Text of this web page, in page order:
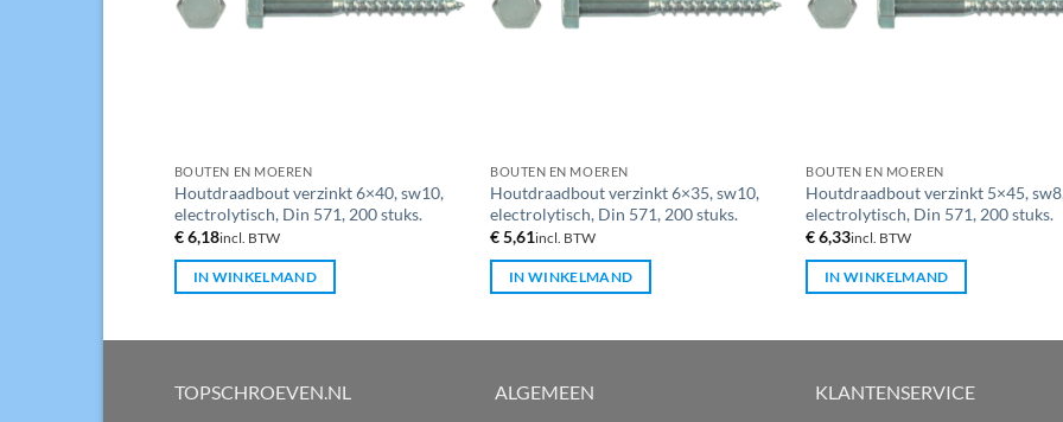
BOUTEN EN MOEREN
Houtdraadbout verzinkt 6×40, sw10,
electrolytisch, Din 571, 200 stuks.
€6,18incl. BTW
IN WINKELMAND
BOUTEN EN MOEREN
Houtdraadbout verzinkt 6×35, sw10,
electrolytisch, Din 571, 200 stuks.
€5,61incl. BTW
IN WINKELMAND
BOUTEN EN MOEREN
Houtdraadbout verzinkt 5×45,
electrolytisch, Din 571, 200 stuks.
€6,33incl. BTW
IN WINKELMAND
TOPSCHROEVEN.NL ALGEMEEN KLANTENSERVICE